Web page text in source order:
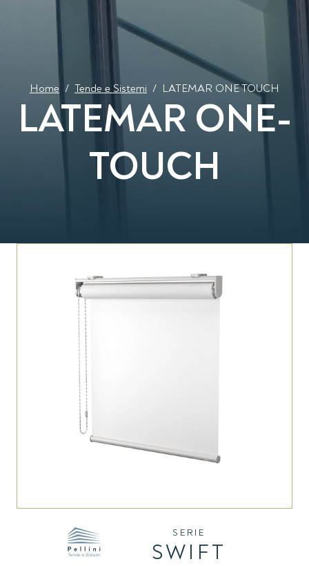
Home / Tende e Sistemi / LATEMAR ONE TOUCH
LATEMAR ONE-
TOUCH
SERIE
SWIFT